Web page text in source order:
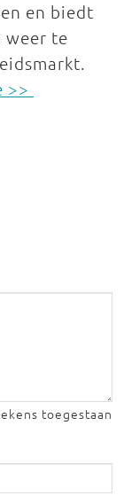
en biedt
weer te
>>
toegestaan